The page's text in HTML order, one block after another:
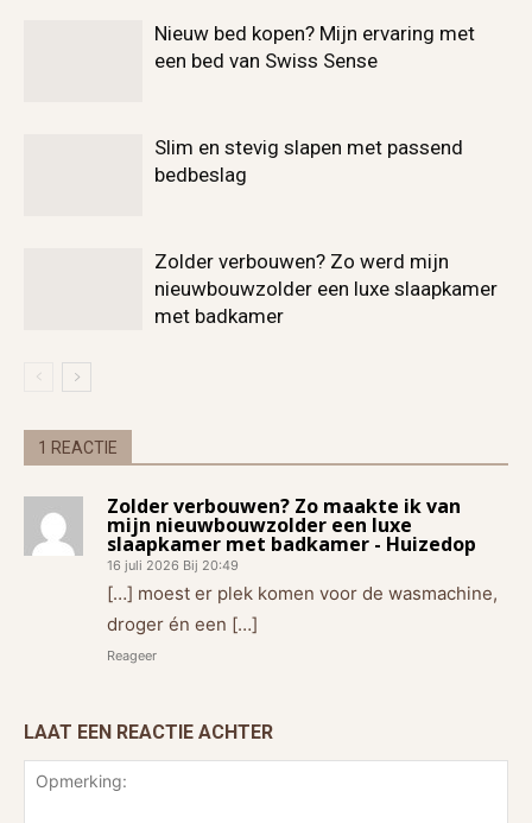
Nieuw bed kopen? Mijn ervaring met
een bed van Swiss Sense
Slim en stevig slapen met passend
bedbeslag
Zolder verbouwen? Zo werd mijn
nieuwbouwzolder een luxe slaapkamer
met badkamer
1 REACTIE
Zolder verbouwen? Zo maakte ik van
mijn nieuwbouwzolder een luxe
slaapkamer met badkamer - Huizedop
16 juli 2026 Bij 20:49
[…] moest er plek komen voor de wasmachine,
droger én een […]
Reageer
LAAT EEN REACTIE ACHTER